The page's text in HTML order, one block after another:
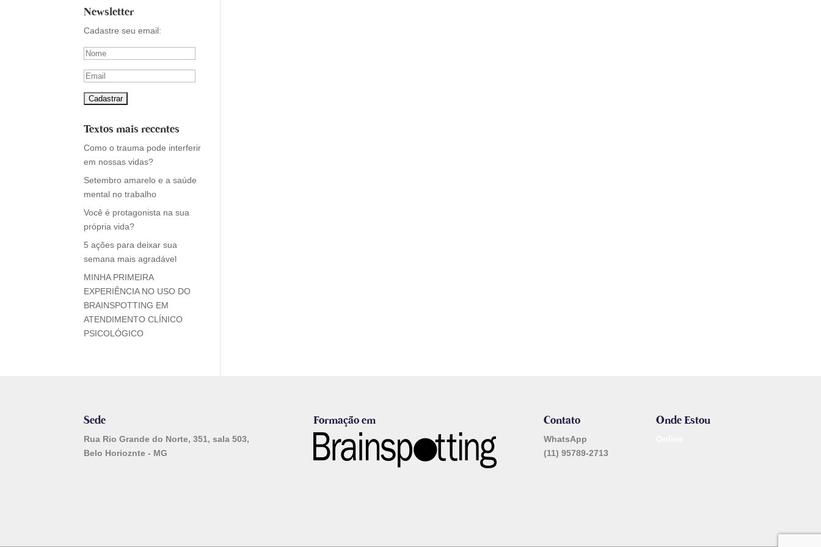
Newsletter
Cadastre seu email:
Textos mais recentes
Como o trauma pode interferir
em nossas vidas?
Setembro amarelo e a saúde
mental no trabalho
Você é protagonista na sua
própria vida?
5 ações para deixar sua
semana mais agradável
MINHA PRIMEIRA
EXPERIÊNCIA NO USO DO
BRAINSPOTTING EM
ATENDIMENTO CLÍNICO
PSICOLÓGICO
Sede
Rua Rio Grande do Norte, 351, sala 503,
Belo Horioznte - MG
Formação em Contato
WhatsApp
(11) 95789-2713
Onde Estou